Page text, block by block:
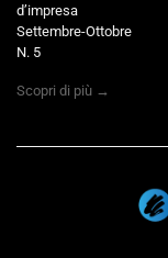
d’impresa
Settembre-Ottobre
N. 5
Scopri di più →